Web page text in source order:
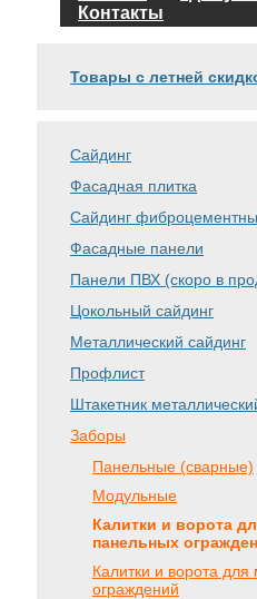
Контакты
Товары с летней
Сайдинг
Фасадная плитка
Сайдинг
Фасадные панели
Панели ПВХ (скоро в
Цокольный сайдинг
Металлический сайдинг
Профлист
Штакетник
Заборы
Панельные (сварные)
Модульные
Калитки и ворота
панельных
Калитки и ворота
ограждений